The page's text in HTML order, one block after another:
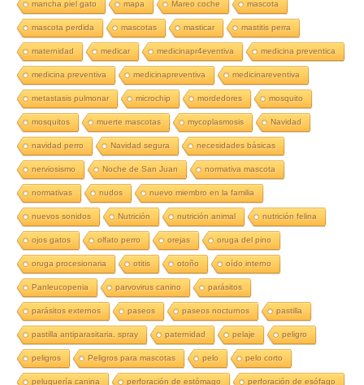
mancha piel gato mapa Mareo coche mascota
mascota perdida mascotas masticar mastitis perra
maternidad medicar medicinapr4eventiva medicina preventica
medicina preventiva medicinapreventiva medicinareventiva
metastasis pulmonar microchip mordedores mosquito
mosquitos muerte mascotas mycoplasmosis Navidad
navidad perro Navidad segura necesidades básicas
nerviosismo Noche de San Juan normativa mascota
normativas nudos nuevo miembro en la familia
nuevos sonidos Nutrición nutrición animal nutrición felina
ojos gatos olfato perro orejas oruga del pino
oruga procesionaria otitis otoño oído interno
Panleucopenia parvovirus canino parásitos
parásitos externos paseos paseos nocturnos pastilla
pastilla antiparasitaria. spray paternidad pelaje peligro
peligros Peligros para mascotas pelo pelo corto
peluquería canina perforación de estómago perforación de esófago